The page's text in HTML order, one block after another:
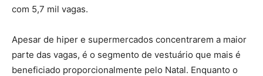
com 5,7 mil vagas.
Apesar de hiper e supermercados concentrarem a maior
parte das vagas, é o segmento de vestuário que mais é
beneficiado proporcionalmente pelo Natal. Enquanto o